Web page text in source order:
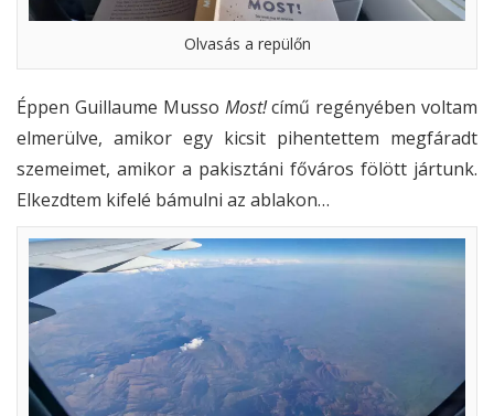
Olvasás a repülőn
Éppen Guillaume Musso Most!című regényében voltam
elmerülve, amikor egy kicsit pihentettem megfáradt
szemeimet, amikor a pakisztáni főváros fölött jártunk.
Elkezdtem kifelé bámulni az ablakon…